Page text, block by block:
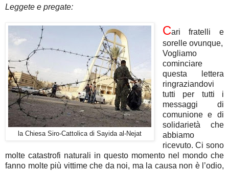
Leggete e pregate:
la Chiesa Siro-Cattolica di Sayida al-Nejat
Cari fratelli e
sorelle ovunque,
Vogliamo
cominciare
questa lettera
ringraziandovi
tutti per tutti i
messaggi di
comunione e di
solidarietà che
abbiamo
ricevuto. Ci sono
molte catastrofi naturali in questo momento nel mondo che
fanno molte più vittime che da noi, ma la causa non è l’odio,